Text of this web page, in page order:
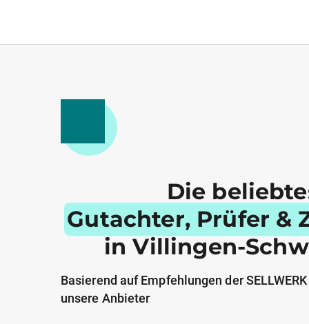
Die
Gutachter, Prüfer &
in Villingen-
Basierend auf Empfehlungen der
unsere Anbieter